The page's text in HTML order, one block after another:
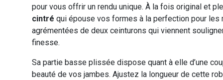
pour vous offrir un rendu unique. À la fois original et
cintré qui épouse vos formes à la perfection pour les
agrémentées de deux ceinturons qui viennent
finesse.
Sa partie basse plissée dispose quant à elle d’une
beauté de vos jambes. Ajustez la longueur de cette